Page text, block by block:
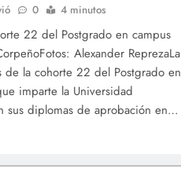
0 4 minutos
22 del Postgrado en campus
Alexander ReprezaLa
de la cohorte 22 del Postgrado en
imparte la Universidad
sus diplomas de aprobación en…